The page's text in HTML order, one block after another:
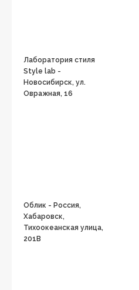
Лаборатория стиля
Style lab -
Новосибирск, ул.
Овражная, 16
Облик - Россия,
Хабаровск,
Тихоокеанская улица,
201В